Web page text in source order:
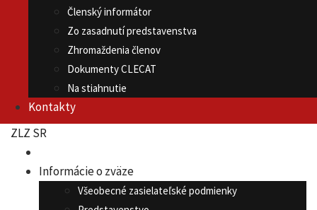
Členský informátor
Zo zasadnutí predstavenstva
Zhromaždenia členov
Dokumenty CLECAT
Na stiahnutie
Kontakty
ZLZ SR
Informácie o zväze
Všeobecné zasielateľské podmienky